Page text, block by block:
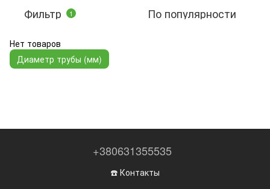
Фильтр 1 По популярности
Нет товаров
Диаметр трубы (мм)
+380631355535
☎️ Контакты